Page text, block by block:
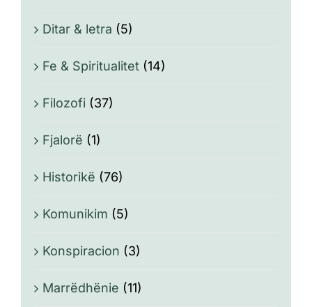
Ditar & letra (5)
Fe & Spiritualitet (14)
Filozofi (37)
Fjalorë (1)
Historikë (76)
Komunikim (5)
Konspiracion (3)
Marrëdhënie (11)